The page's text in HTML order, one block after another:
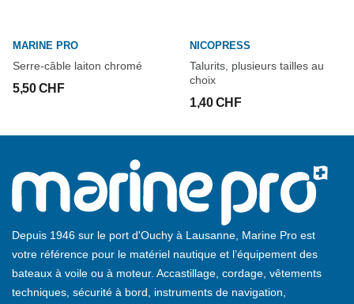
MARINE PRO
Serre-câble laiton chromé
5,50 CHF
NICOPRESS
Talurits, plusieurs tailles au
choix
1,40 CHF
Depuis 1946 sur le port d'Ouchy à Lausanne, Marine Pro est
votre référence pour le matériel nautique et l’équipement des
bateaux à voile ou à moteur. Accastillage, cordage, vêtements
techniques, sécurité à bord, instruments de navigation,